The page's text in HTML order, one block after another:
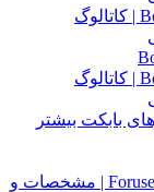
مینی لودر بابکت Bobcat S130 | کاتالوگ
مینی لودر بابکت Bobcat S300 | کاتالوگ
بابکت بیشتر
مینی لودر فوریوز Foruse UZ 1020 | مشخصات و